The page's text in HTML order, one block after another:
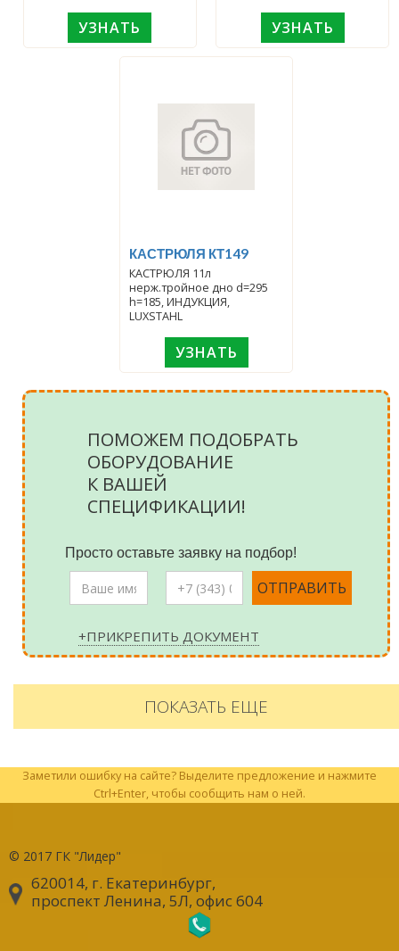
УЗНАТЬ УЗНАТЬ
КАСТРЮЛЯ КТ149
КАСТРЮЛЯ 11л
нерж.тройное дно d=295
h=185, ИНДУКЦИЯ,
LUXSTAHL
УЗНАТЬ
ПОМОЖЕМ ПОДОБРАТЬ
ОБОРУДОВАНИЕ
К ВАШЕЙ
СПЕЦИФИКАЦИИ!
Просто оставьте заявку на подбор!
+ПРИКРЕПИТЬ ДОКУМЕНТ
ПОКАЗАТЬ ЕЩЕ
Заметили ошибку на сайте? Выделите предложение и нажмите
Ctrl+Enter, чтобы сообщить нам о ней.
© 2017 ГК "Лидер"
620014, г. Екатеринбург,
проспект Ленина, 5Л, офис 604